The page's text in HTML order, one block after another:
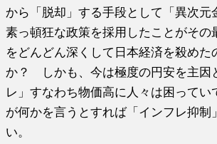
から「脱却」する手段として「異次元
素っ頓狂な政策を採用したことがその
をどんどん深くして日本経済を殺めた
か？ しかも、今は極度の円安を主因
レ」すなわち物価高に人々は困ってい
が何かを言うとすれば「インフレ抑制
い。